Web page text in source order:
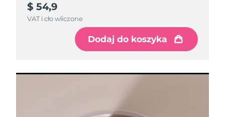
$ 54,9
VAT i cło wliczone
Dodaj do koszyka